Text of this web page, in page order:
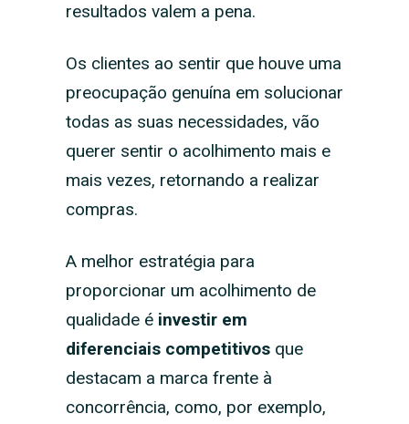
resultados valem a pena.
Os clientes ao sentir que houve uma
preocupação genuína em solucionar
todas as suas necessidades, vão
querer sentir o acolhimento mais e
mais vezes, retornando a realizar
compras.
A melhor estratégia para
proporcionar um acolhimento de
qualidade é investir em
diferenciais competitivosque
destacam a marca frente à
concorrência, como, por exemplo,